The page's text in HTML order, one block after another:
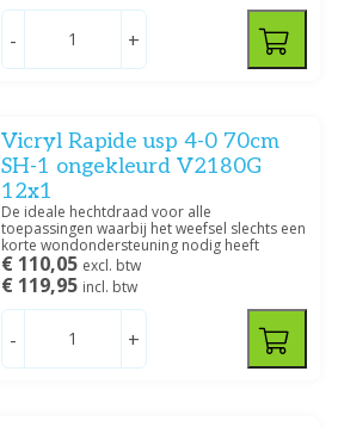
- +
Vicryl Rapide usp 4-0 70cm
SH-1 ongekleurd V2180G
12x1
De ideale hechtdraad voor alle
toepassingen waarbij het weefsel slechts een
korte wondondersteuning nodig heeft
€ 110,05 excl. btw
€ 119,95 incl. btw
- +